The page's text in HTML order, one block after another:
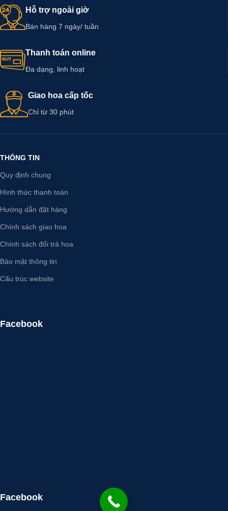
Hỗ trợ ngoài giờ
Bán hàng 7 ngày/ tuần
Thanh toán online
Đa dạng, linh hoạt
Giao hoa cấp tốc
Chỉ từ 30 phút
THÔNG TIN
Quy định chung
Hình thức thanh toán
Hướng dẫn đặt hàng
Chính sách giao hoa
Chính sách đổi trả hoa
Bảo mật thông tin
Cấu trúc website
Facebook
Facebook